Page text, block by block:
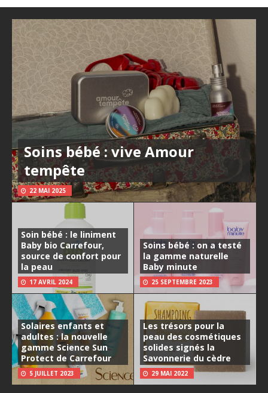
Soins bébé : vive Amour
tempête
22 MAI 2025
Soin bébé : le liniment
Baby bio Carrefour,
source de confort pour
la peau
17 AVRIL 2024
Soins bébé : on a testé
la gamme naturelle
Baby minute
25 SEPTEMBRE 2023
Solaires enfants et
adultes : la nouvelle
gamme Science Sun
Protect de Carrefour
5 JUILLET 2023
Les trésors pour la
peau des cosmétiques
solides signés la
Savonnerie du cèdre
29 MAI 2022